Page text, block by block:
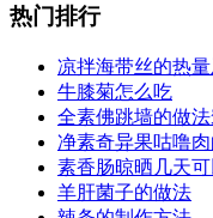
热门排行
凉拌海带丝的热
牛膝菊怎么吃
全素佛跳墙的做法
净素奇异果咕噜
素香肠晾晒几天
羊肝菌子的做法